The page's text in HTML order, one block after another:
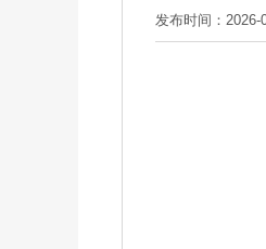
发布时间：2026-